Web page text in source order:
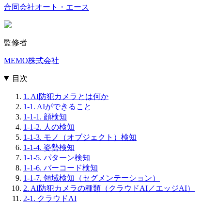
合同会社オート・エース
監修者
MEMO株式会社
目次
1. AI防犯カメラとは何か
1-1. AIができること
1-1-1. 顔検知
1-1-2. 人の検知
1-1-3. モノ（オブジェクト）検知
1-1-4. 姿勢検知
1-1-5. パターン検知
1-1-6. バーコード検知
1-1-7. 領域検知（セグメンテーション）
2. AI防犯カメラの種類（クラウドAI／エッジAI）
2-1. クラウドAI